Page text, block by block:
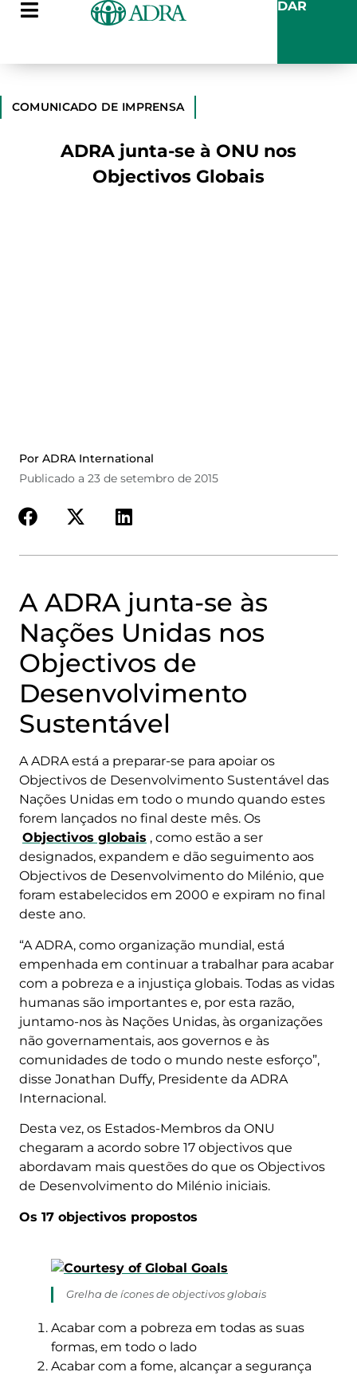
DAR
COMUNICADO DE IMPRENSA
ADRA junta-se à ONU nos
Objectivos Globais
Por ADRA International
Publicado a 23 de setembro de 2015
A ADRA junta-se às
Nações Unidas nos
Objectivos de
Desenvolvimento
Sustentável
A ADRA está a preparar-se para apoiar os
Objectivos de Desenvolvimento Sustentável das
Nações Unidas em todo o mundo quando estes
forem lançados no final deste mês. Os
Objectivos globais , como estão a ser
designados, expandem e dão seguimento aos
Objectivos de Desenvolvimento do Milénio, que
foram estabelecidos em 2000 e expiram no final
deste ano.
“A ADRA, como organização mundial, está
empenhada em continuar a trabalhar para acabar
com a pobreza e a injustiça globais. Todas as vidas
humanas são importantes e, por esta razão,
juntamo-nos às Nações Unidas, às organizações
não governamentais, aos governos e às
comunidades de todo o mundo neste esforço”,
disse Jonathan Duffy, Presidente da ADRA
Internacional.
Desta vez, os Estados-Membros da ONU
chegaram a acordo sobre 17 objectivos que
abordavam mais questões do que os Objectivos
de Desenvolvimento do Milénio iniciais.
Os 17 objectivos propostos
Grelha de ícones de objectivos globais
Acabar com a pobreza em todas as suas
formas, em todo o lado
Acabar com a fome, alcançar a segurança